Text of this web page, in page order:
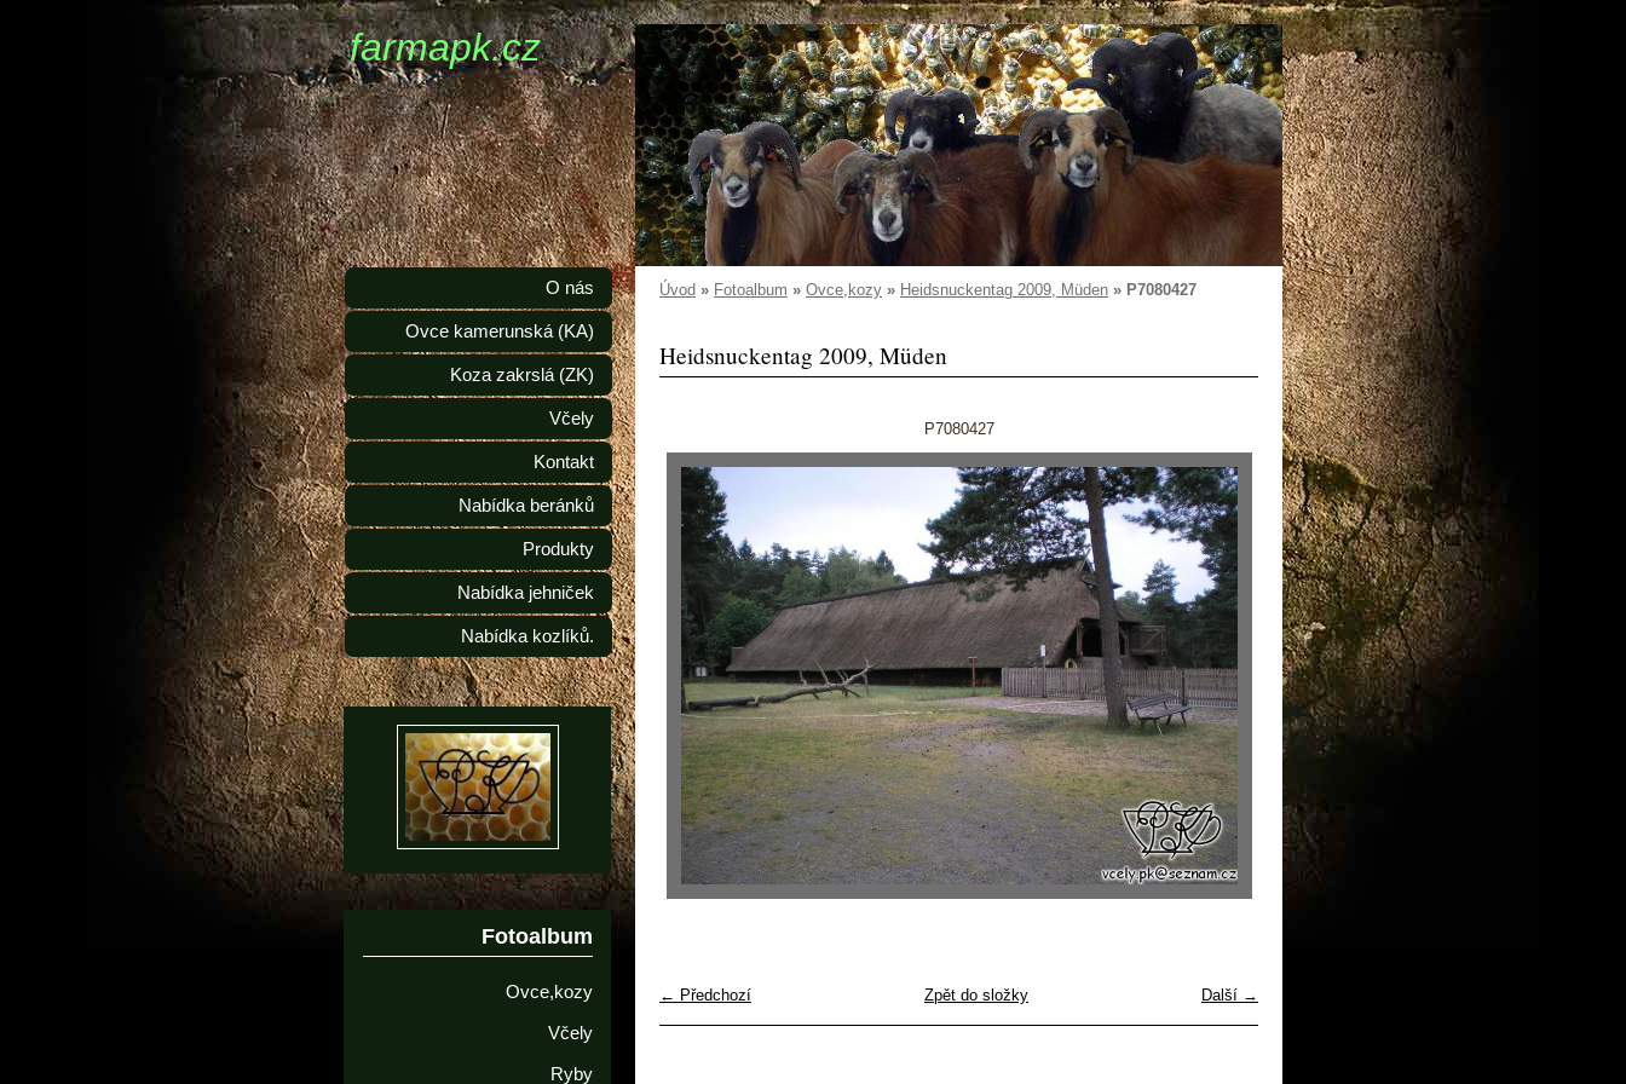
farmapk.cz
Úvod » Fotoalbum » Ovce,kozy » Heidsnuckentag 2009, Müden » P7080427
Heidsnuckentag 2009, Müden
P7080427
← Předchozí Další →
Zpět do složky
O nás
Ovce kamerunská (KA)
Koza zakrslá (ZK)
Včely
Kontakt
Nabídka beránků
Produkty
Nabídka jehniček
Nabídka kozlíků.
Fotoalbum
Ovce,kozy
Včely
Ryby